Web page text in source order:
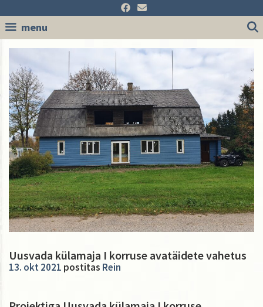
to
content
menu
Uusvada külamaja I korruse avatäidete vahetus
13. okt 2021 postitas Rein